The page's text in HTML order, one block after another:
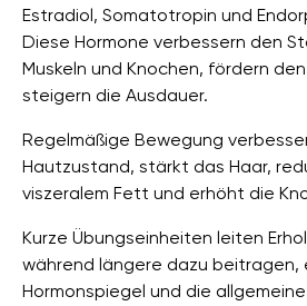
Estradiol, Somatotropin und
Diese Hormone verbessern den
Muskeln und Knochen, fördern
steigern die Ausdauer.
Regelmäßige Bewegung
Hautzustand, stärkt das Haar,
viszeralem Fett und erhöht die
Kurze Übungseinheiten leiten
während längere dazu beitragen,
Hormonspiegel und die